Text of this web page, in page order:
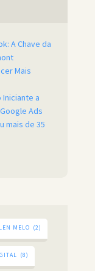
A Chave da
Mais
Iniciante a
Ads
mais de 35
MELO (2)
(8)